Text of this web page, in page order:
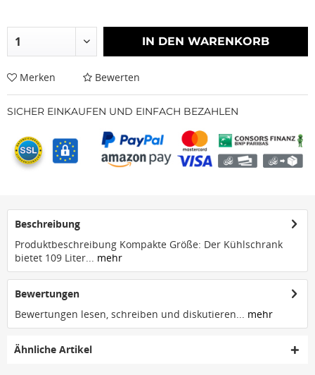
IN DEN WARENKORB
Merken Bewerten
SICHER EINKAUFEN UND EINFACH BEZAHLEN
Beschreibung
Produktbeschreibung Kompakte Größe: Der Kühlschrank
bietet 109 Liter... mehr
Bewertungen
Bewertungen lesen, schreiben und diskutieren... mehr
Ähnliche Artikel